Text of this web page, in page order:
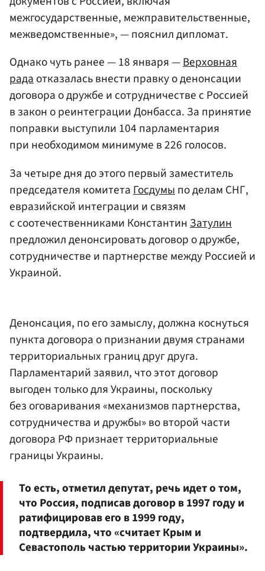
межгосударственные, межправительственные,
межведомственные», — пояснил дипломат.
Однако чуть ранее — 18 января —Верховная
радаотказалась внести правку о денонсации
договора о дружбе и сотрудничестве с Россией
в закон о реинтеграции Донбасса. За принятие
поправки выступили 104 парламентария
при необходимом минимуме в 226 голосов.
За четыре дня до этого первый заместитель
председателя комитета Госдумы по делам СНГ,
евразийской интеграции и связям
с соотечественниками Константин Затулин
предложил денонсировать договор о дружбе,
сотрудничестве и партнерстве между Россией и
Украиной.
Денонсация, по его замыслу, должна коснуться
пункта договора о признании двумя странами
территориальных границ друг друга.
Парламентарий заявил, что этот договор
выгоден только для Украины, поскольку
без оговаривания «механизмов партнерства,
сотрудничества и дружбы» во второй части
договора РФ признает территориальные
границы Украины.
То есть, отметил депутат, речь идет о том,
что Россия, подписав договор в 1997 году и
ратифицировав его в 1999 году,
подтвердила, что «считает Крым и
Севастополь частью территории Украины».